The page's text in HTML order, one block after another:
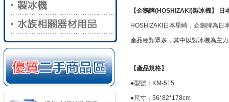
【企鵝牌(HOSHIZAKI)製冰機】 日
HOSHIZAKI日本星崎，企鵝牌為日
產品種類眾多，其中以製冰機為主
【產品規格】
●型號：KM-515
●尺寸：56*82*178cm